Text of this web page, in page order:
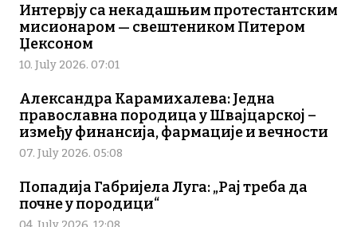
Интервју са некадашњим протестантским
мисионаром — свештеником Питером
Џексоном
10. July 2026. 07:01
Александра Карамихалева: Једна
православна породица у Швајцарској –
између финансија, фармације и вечности
07. July 2026. 05:08
Попадија Габријела Луга: „Рај треба да
почне у породици“